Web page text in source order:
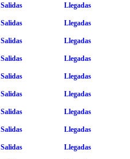
Salidas Llegadas
Salidas Llegadas
Salidas Llegadas
Salidas Llegadas
Salidas Llegadas
Salidas Llegadas
Salidas Llegadas
Salidas Llegadas
Salidas Llegadas